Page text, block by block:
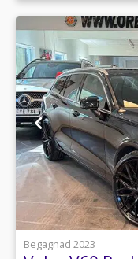
Begagnad 2023